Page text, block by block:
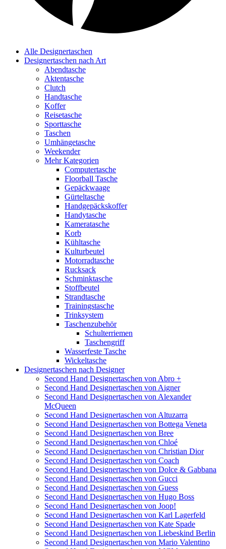
Alle Designertaschen
Designertaschen nach Art
Abendtasche
Aktentasche
Clutch
Handtasche
Koffer
Reisetasche
Sporttasche
Taschen
Umhängetasche
Weekender
Mehr Kategorien
Computertasche
Floorball Tasche
Gepäckwaage
Gürteltasche
Handgepäckskoffer
Handytasche
Kameratasche
Korb
Kühltasche
Kulturbeutel
Motorradtasche
Rucksack
Schminktasche
Stoffbeutel
Strandtasche
Trainingstasche
Trinksystem
Taschenzubehör
Schulterriemen
Taschengriff
Wasserfeste Tasche
Wickeltasche
Designertaschen nach Designer
Second Hand Designertaschen von Abro +
Second Hand Designertaschen von Aigner
Second Hand Designertaschen von Alexander
McQueen
Second Hand Designertaschen von Altuzarra
Second Hand Designertaschen von Bottega Veneta
Second Hand Designertaschen von Bree
Second Hand Designertaschen von Chloé
Second Hand Designertaschen von Christian Dior
Second Hand Designertaschen von Coach
Second Hand Designertaschen von Dolce & Gabbana
Second Hand Designertaschen von Gucci
Second Hand Designertaschen von Guess
Second Hand Designertaschen von Hugo Boss
Second Hand Designertaschen von Joop!
Second Hand Designertaschen von Karl Lagerfeld
Second Hand Designertaschen von Kate Spade
Second Hand Designertaschen von Liebeskind Berlin
Second Hand Designertaschen von Mario Valentino